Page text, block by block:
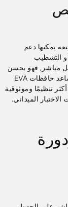
يمكنها دعم
التشطيب
مباشر, فهو يحسن
هوية المنتج والمظهر المهني. في البيئات الطبية, تساعد حافظات EVA
تنظيمًا وموثوقية
الميداني.